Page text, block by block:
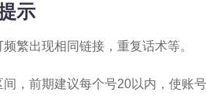
示
繁出现相同链接，重复话术等。
，前期建议每个号20以内，使账